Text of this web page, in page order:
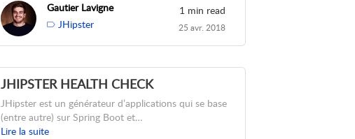
Gautier Lavigne
JHipster
1 min read
25 avr. 2018
JHIPSTER HEALTH CHECK
JHipster est un générateur d’applications qui se base
(entre autre) sur Spring Boot et…
Lire la suite